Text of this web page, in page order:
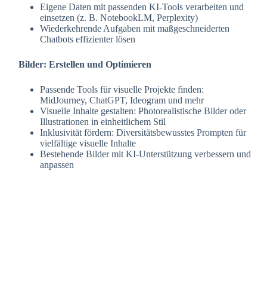
Eigene Daten mit passenden KI-Tools verarbeiten und
einsetzen (z. B. NotebookLM, Perplexity)
Wiederkehrende Aufgaben mit maßgeschneiderten
Chatbots effizienter lösen
Bilder: Erstellen und Optimieren
Passende Tools für visuelle Projekte finden:
MidJourney, ChatGPT, Ideogram und mehr
Visuelle Inhalte gestalten: Photorealistische Bilder oder
Illustrationen in einheitlichem Stil
Inklusivität fördern: Diversitätsbewusstes Prompten für
vielfältige visuelle Inhalte
Bestehende Bilder mit KI-Unterstützung verbessern und
anpassen